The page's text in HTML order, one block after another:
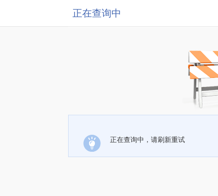
正在查询中
正在查询中，请刷新重试